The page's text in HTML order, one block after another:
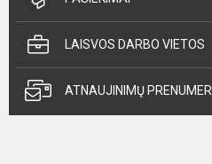
LAISVOS DARBO VIETOS
ATNAUJINIMŲ